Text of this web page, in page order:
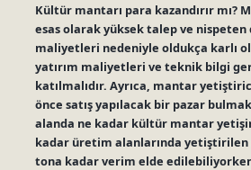
Kültür mantarı para kazandırır
esas olarak yüksek talep ve
maliyetleri nedeniyle oldukça karlı
yatırım maliyetleri ve teknik bilgi
katılmalıdır. Ayrıca, mantar
önce satış yapılacak bir pazar
alanda ne kadar kültür mantar
kadar üretim alanlarında
tona kadar verim elde